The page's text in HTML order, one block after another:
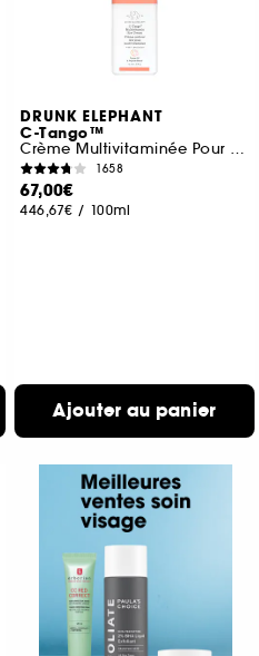
DRUNK ELEPHANT
C-Tango™
Crème Multivitaminée Pour Le Contour Des Yeux
1658
67,00€
446,67€ / 100ml
Ajouter au panier